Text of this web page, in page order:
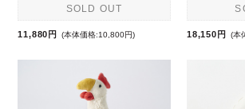
SOLD OUT
11,880円 (本体価格:10,800円) 18,150円 (本